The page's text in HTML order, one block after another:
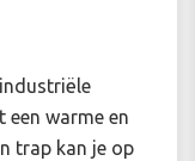
warme en
trap kan je op